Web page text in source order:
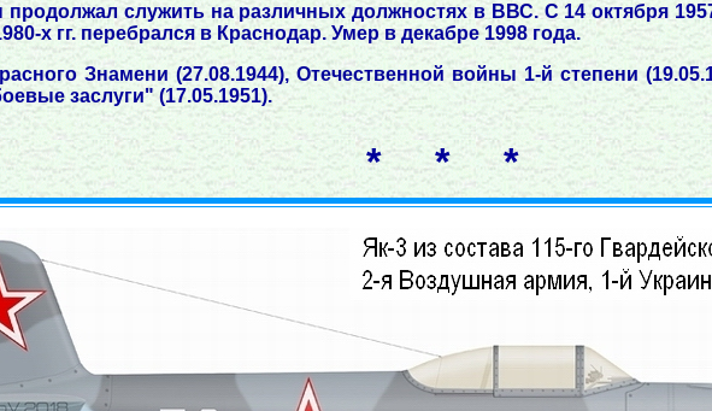
служить на различных должностях в ВВС. С 14 октября
х гг. перебрался в Краснодар. Умер в декабре 1998 года.
Знамени (27.08.1944), Отечественной войны 1-й степени
заслуги" (17.05.1951).
* * *